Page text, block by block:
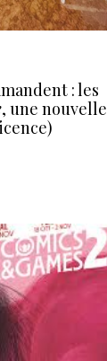
: les
, une nouvelle